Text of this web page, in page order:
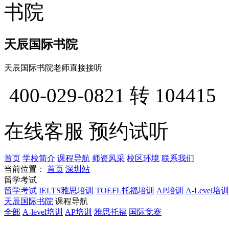
天辰国际书院
天辰国际书院老师直接接听
400-029-0821 转 104415
在线客服 预约试听
首页 学校简介 课程导航 师资风采 校区环境 联系我们
当前位置：
首页 深圳站
留学考试
留学考试 IELTS雅思培训 TOEFL托福培训 AP培训 A-Level培训
天辰国际书院 课程导航
全部 A-level培训 AP培训 雅思托福 国际竞赛